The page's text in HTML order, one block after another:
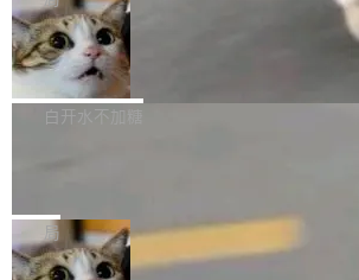
l 迁移或唤醒时，新宿主从 S3 恢复 SQLite
库继续执行。存储库是持久化的唯一真相...
te 17 Pro、OPPO K15，要么是vivo X300 E
样的次旗舰。 Galaxy Z Fold8 Ultra / Z
Z Flip8三款折叠屏新机均在7月22日发布，且
部搭载骁龙8 Elite Gen5 for Galaxy，它们本
本控制系统。目前处于 Early Access 阶段。
ltaDB 的核心思路直接写在 landing page 最显
眼的位置：「Software is made between com
mits」——软件是在 commit 之间写出来的。
是把这段空隙补上。 回退到任何一次编辑：
aDB 捕获 commit 之间的每一次操作，...
SpaceXAI 单季资本开支达 183 亿美元
根据风险投资人Tomer Tunguz 博客（VC 分
析）披露的最新分析与第二季度业绩报告，
微软同期总资本开支的四成。 与亚马逊、
bet、微软以及 Meta 等传统科技巨头相比，
白开水不加糖
一个在终端里运行的编程 agent；Muse Spark
1.2，驱动这个 agent 的新模型。一句话概括：
局